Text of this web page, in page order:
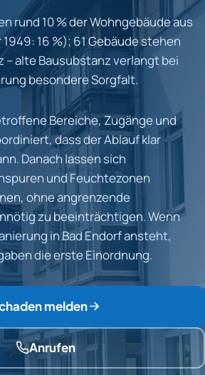
rund 10 % der Wohngebäude aus
16 %); 61 Gebäude stehen
– alte Bausubstanz verlangt bei
besondere Sorgfalt.
Bereiche, Zugänge und
dass der Ablauf klar
Danach lassen sich
und Feuchtezonen
ohne angrenzende
zu beeinträchtigen. Wenn
in Bad Endorf ansteht,
die erste Einordnung.
melden
Anrufen